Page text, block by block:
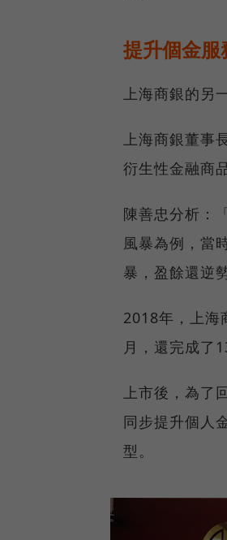
提升個金
上海商銀的另
上海商銀董事
衍生性金融商
陳善忠分析：
風暴為例，當
暴，盈餘還逆
2018年，上海
月，還完成了
上市後，為了
同步提升個人
型。